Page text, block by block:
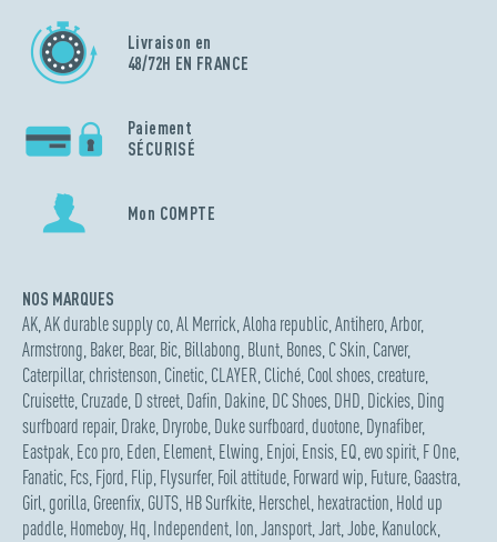
Livraison en
48/72H EN FRANCE
Paiement
SÉCURISÉ
Mon COMPTE
NOS MARQUES
AK,AK durable supply co,Al Merrick,Aloha republic,Antihero,Arbor,
Armstrong,Baker,Bear,Bic,Billabong,Blunt,Bones,C Skin,Carver,
Caterpillar,christenson,Cinetic,CLAYER,Cliché,Cool shoes,creature,
Cruisette,Cruzade,D street,Dafin,Dakine,DC Shoes,DHD,Dickies,Ding
surfboard repair,Drake,Dryrobe,Duke surfboard,duotone,Dynafiber,
Eastpak,Eco pro,Eden,Element,Elwing,Enjoi,Ensis,EQ,evo spirit,F One,
Fanatic,Fcs,Fjord,Flip,Flysurfer,Foil attitude,Forward wip,Future,Gaastra,
Girl,gorilla,Greenfix,GUTS,HB Surfkite,Herschel,hexatraction,Hold up
paddle,Homeboy,Hq,Independent,Ion,Jansport,Jart,Jobe,Kanulock,